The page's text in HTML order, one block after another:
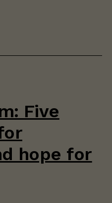
Five
hope for